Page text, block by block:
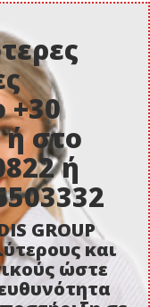
+30
ή στο
ή
GROUP
και
ώστε